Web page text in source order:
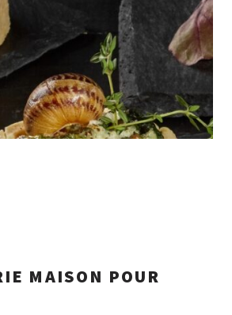
MAISON POUR